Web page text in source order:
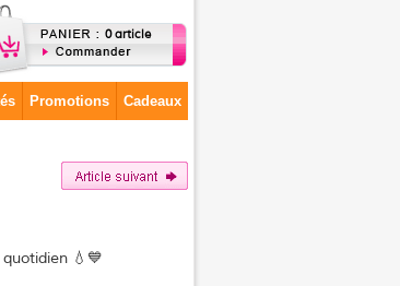
0 article
Promotions Cadeaux
💧💙